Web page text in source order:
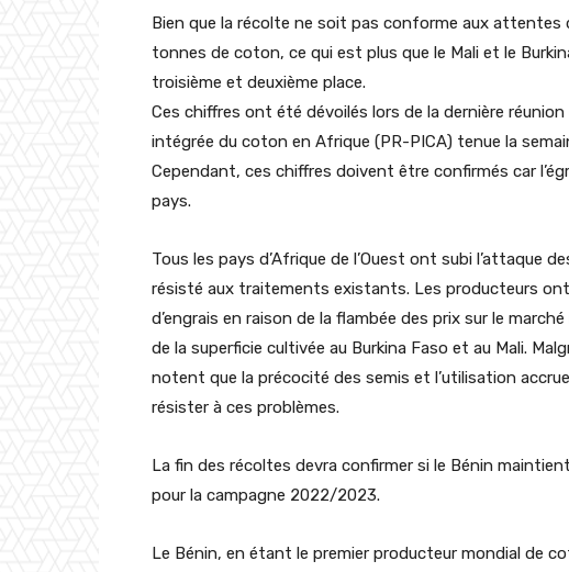
Bien que la récolte ne soit pas conforme aux
tonnes de coton, ce qui est plus que le Mali et le
troisième et deuxième place.
Ces chiffres ont été dévoilés lors de la dernière
intégrée du coton en Afrique (PR-PICA) tenue la
Cependant, ces chiffres doivent être confirmés car
pays.
Tous les pays d’Afrique de l’Ouest ont subi l’attaque
résisté aux traitements existants. Les producteurs
d’engrais en raison de la flambée des prix sur le
de la superficie cultivée au Burkina Faso et au Mali.
notent que la précocité des semis et l’utilisation
résister à ces problèmes.
La fin des récoltes devra confirmer si le Bénin
pour la campagne 2022/2023.
Le Bénin, en étant le premier producteur mondial de